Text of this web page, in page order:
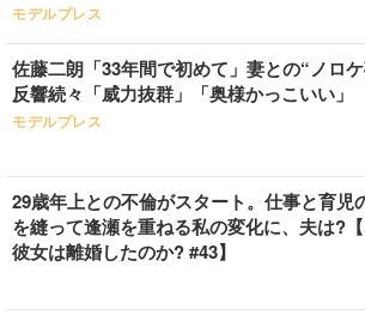
モデルプレス
佐藤二朗「33年間で初めて」妻との“ノロ
反響続々「威力抜群」「奥様かっこいい」
モデルプレス
29歳年上との不倫がスタート。仕事と育児
を縫って逢瀬を重ねる私の変化に、夫は?
彼女は離婚したのか? #43】